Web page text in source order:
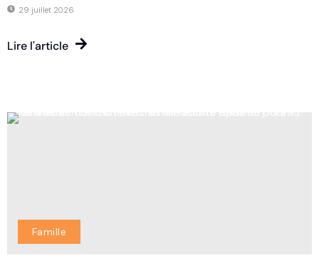
29 juillet 2026
Lire l'article
Famille